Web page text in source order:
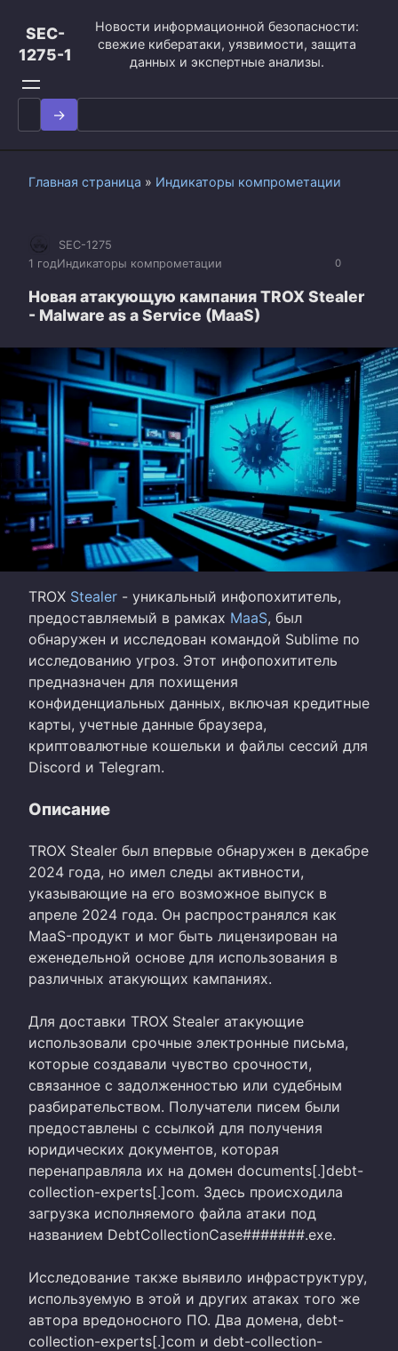
контенту
SEC-
1275-1
Новости информационной безопасности:
свежие кибератаки, уязвимости, защита
данных и экспертные анализы.
Search
for:
Главная страница » Индикаторы компрометации
0
SEC-1275
1 годИндикаторы компрометации
Новая атакующую кампания TROX Stealer
- Malware as a Service (MaaS)
TROX Stealer - уникальный инфопохититель,
предоставляемый в рамках MaaS, был
обнаружен и исследован командой Sublime по
исследованию угроз. Этот инфопохититель
предназначен для похищения
конфиденциальных данных, включая кредитные
карты, учетные данные браузера,
криптовалютные кошельки и файлы сессий для
Discord и Telegram.
Описание
ТROX Stealer был впервые обнаружен в декабре
2024 года, но имел следы активности,
указывающие на его возможное выпуск в
апреле 2024 года. Он распространялся как
MaaS-продукт и мог быть лицензирован на
еженедельной основе для использования в
различных атакующих кампаниях.
Для доставки TROX Stealer атакующие
использовали срочные электронные письма,
которые создавали чувство срочности,
связанное с задолженностью или судебным
разбирательством. Получатели писем были
предоставлены с ссылкой для получения
юридических документов, которая
перенаправляла их на домен documents[.]debt-
collection-experts[.]com. Здесь происходила
загрузка исполняемого файла атаки под
названием DebtCollectionCase#######.exe.
Исследование также выявило инфраструктуру,
используемую в этой и других атаках того же
автора вредоносного ПО. Два домена, debt-
collection-experts[.]com и debt-collection-